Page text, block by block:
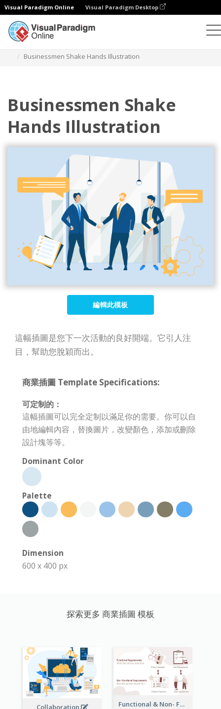
Visual Paradigm Online Visual Paradigm Desktop
Businessmen Shake Hands Illustration
Businessmen Shake
Hands Illustration
編輯此模板
這幅插圖是您下一次活動的良好開端。它引人注
目，幫助您脫穎而出。
商業插圖 Template Specifications:
可定制的：
這幅插圖可以完全定制以滿足你的需要。你可以自
由地編輯內容，替換圖片，改變顏色，添加或刪除
設計塊等等。
Dominant Color
Palette
Dimension
600 x 400 px
探索更多 商業插圖 模板
Collaboration Functional & Non- Functional Requirements Illustration